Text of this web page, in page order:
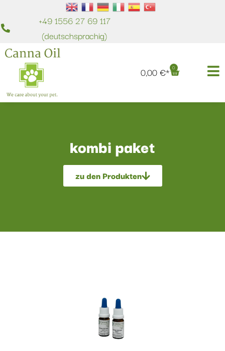
+49 1556 27 69 117
(deutschsprachig)
0,00€ 0
kombi paket
zu den Produkten